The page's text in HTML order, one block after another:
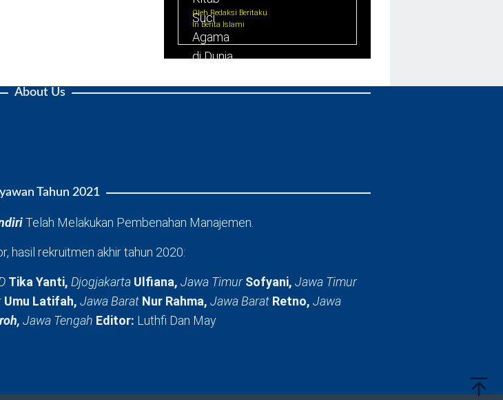
Oleh Redaksi Beritaku
In Berita Islami
About Us
Tahun 2021
Telah Melakukan Pembenahan Manajemen.
hasil rekruitmen akhir tahun 2020:
Tika Yanti, Djogjakarta Ulfiana, Jawa TimurSofyani, Jawa Timur
Umu Latifah, Jawa Barat Nur Rahma, Jawa Barat Retno, Jawa
Jawa Tengah Editor: Luthfi Dan May